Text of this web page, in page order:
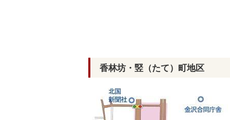
香林坊・竪（たて）町地区